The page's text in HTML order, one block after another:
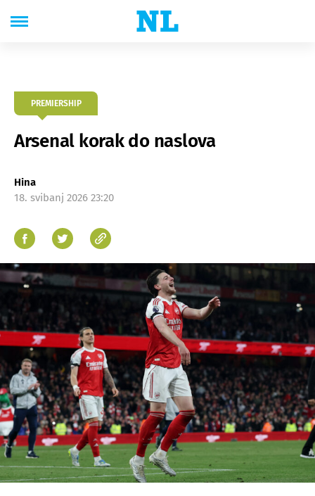
PREMIERSHIP
Arsenal korak do naslova
Hina
18. svibanj 2026 23:20